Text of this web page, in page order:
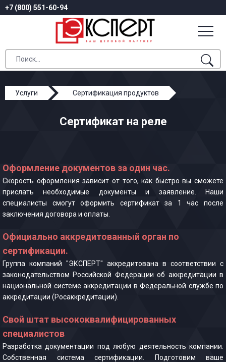
+7 (800) 551-60-94
Услуги
Сертификация продуктов
Сертификат на реле
Оформление документов за один час.
Скорость оформления зависит от того, как быстро вы сможете
прислать необходимые документы и заявление. Наши
специалисты смогут оформить сертификат за 1 час после
заключения договора и оплаты.
Официально аккредитованный орган по
сертификации.
Группа компаний "ЭКСПЕРТ" аккредитована в соответствии с
законодательством Российской Федерации об аккредитации в
национальной системе аккредитации в Федеральной службе по
аккредитации (Росаккредитации).
Свой штат высококвалифицированных
специалистов
Разработка документации под любую деятельность компании.
Собственная система сертификации. Подготовим ваше